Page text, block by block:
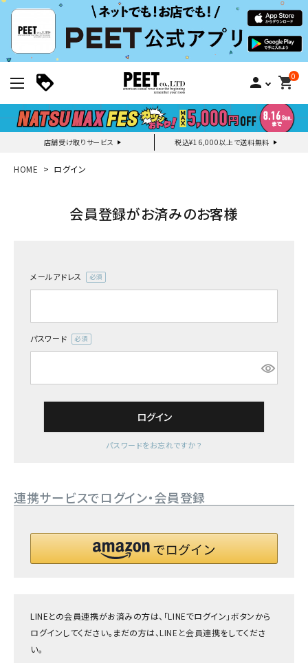
person 0
shopping_cart
店舗受け取りサービス 税込¥16,000以上で送料無料
新規会員登録｜ログイン
HOME ログイン
会員登録がお済みのお客様
メールアドレス
(必
パスワード
(必
ログイン
パスワードをお忘れですか？
連携サービスでログイン・会員登録
LINEとの会員連携がお済みの方は、「LINEでログイン」ボタンから
ログインしてください。まだの方は、LINEと会員連携をしてくださ
い。